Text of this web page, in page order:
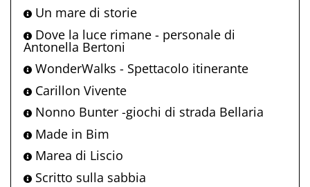
Un mare di storie
Dove la luce rimane - personale di
Antonella Bertoni
WonderWalks - Spettacolo itinerante
Carillon Vivente
Nonno Bunter -giochi di strada Bellaria
Made in Bim
Marea di Liscio
Scritto sulla sabbia